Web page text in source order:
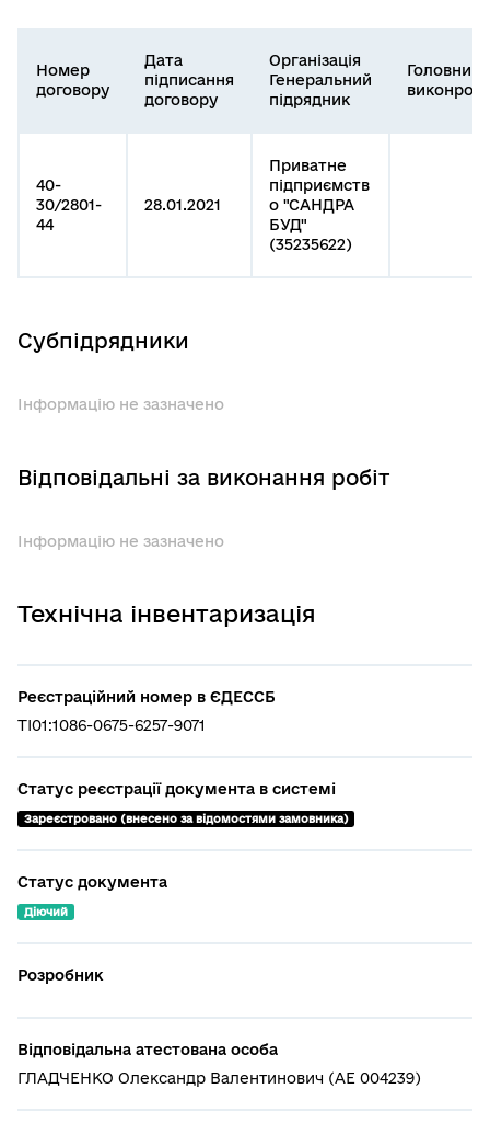
Номер
договору
Дата
підписання
договору
Організація
Генеральний
підрядник
Головний
виконроб
40-
30/2801-
44
28.01.2021
Приватне
підприємств
о "САНДРА
БУД"
(35235622)
Субпідрядники
Інформацію не зазначено
Відповідальні за виконання робіт
Інформацію не зазначено
Технічна інвентаризація
Реєстраційний номер в ЄДЕССБ
TI01:1086-0675-6257-9071
Статус реєстрації документа в системі
Зареєстровано (внесено за відомостями замовника)
Статус документа
Діючий
Розробник
Відповідальна атестована особа
ГЛАДЧЕНКО Олександр Валентинович (АЕ 004239)